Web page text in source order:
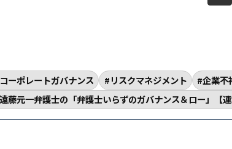
コーポレートガバナンス リスクマネジメント 企業不
遠藤元一弁護士の「弁護士いらずのガバナンス＆ロー」【連